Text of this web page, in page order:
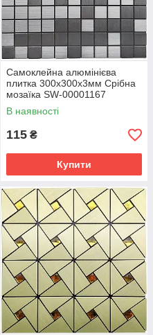
Самоклейна алюмінієва
плитка 300х300х3мм Срібна
мозаїка SW-00001167
В наявності
115 ₴
Купити